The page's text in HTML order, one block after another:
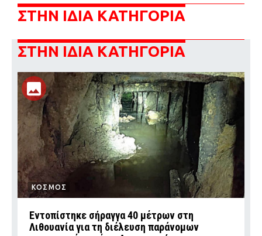
ΣΤΗΝ ΙΔΙΑ ΚΑΤΗΓΟΡΙΑ
ΣΤΗΝ ΙΔΙΑ ΚΑΤΗΓΟΡΙΑ
ΚΟΣΜΟΣ
Εντοπίστηκε σήραγγα 40 μέτρων στη
Λιθουανία για τη διέλευση παράνομων